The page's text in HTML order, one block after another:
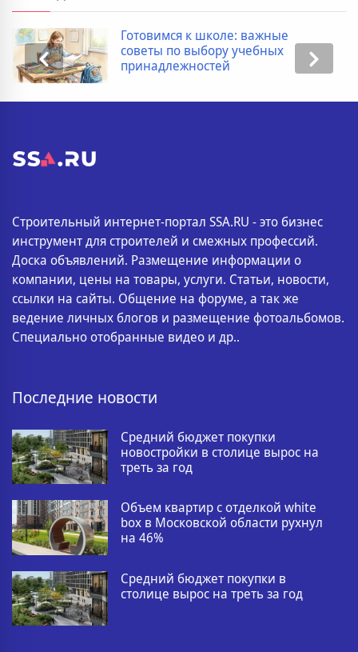
Готовимся к школе: важные
советы по выбору учебных
принадлежностей
Строительный интернет-портал SSA.RU - это бизнес
инструмент для строителей и смежных профессий.
Доска объявлений. Размещение информации о
компании, цены на товары, услуги. Статьи, новости,
ссылки на сайты. Общение на форуме, а так же
ведение личных блогов и размещение фотоальбомов.
Специально отобранные видео и др..
Последние новости
Средний бюджет покупки
новостройки в столице вырос на
треть за год
Объем квартир с отделкой white
box в Московской области рухнул
на 46%
Средний бюджет покупки в
столице вырос на треть за год